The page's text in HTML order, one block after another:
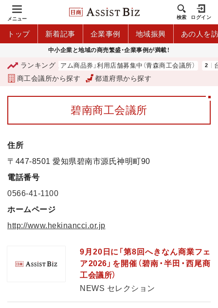
メニュー 検索 ログイン
トップ 新着記事 企業事例 地域振興 あの人を
中小企業と地域の商売繁盛・企業事例が満載！
ランキング
「青森市プレミアム商品券」利用店舗募集中（青森商工会議所） 台
商工会議所から探す 都道府県から探す
碧南商工会議所
住所
〒447-8501 愛知県碧南市源氏神明町90
電話番号
0566-41-1100
ホームページ
http://www.hekinancci.or.jp
9月20日に「第8回へきなん商業フェ
ア2026」を開催（碧南・半田・西尾商
工会議所）
NEWS セレクション